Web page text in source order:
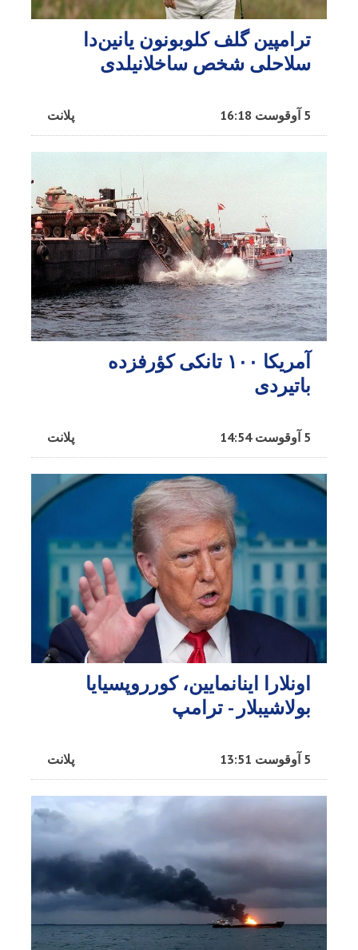
ترامپین گلف کلوبونون یانین‌دا
سلاحلی شخص ساخلانیلدی
پلانت 5 آوقوست 16:18
آمریکا ۱۰۰ تانکی کؤرفزده
باتیردی
پلانت 5 آوقوست 14:54
اونلارا اینانمایین، کورروپسیایا
بولاشیبلار - ترامپ
پلانت 5 آوقوست 13:51